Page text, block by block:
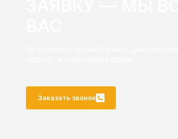
Заказать звонок